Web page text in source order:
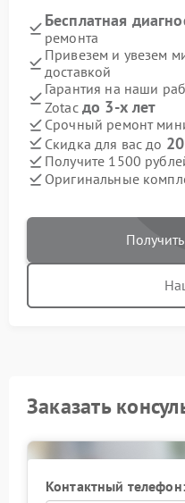
Бесплатная
ремонта
Привезем и увезем
доставкой
Гарантия на наши
Zotac до 3-х лет
Срочный ремонт
Скидка для вас до
Получите 1500
Оригинальные
Заказать
Контактный телефон: